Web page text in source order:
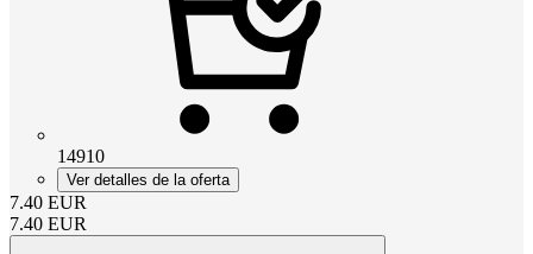
14910
Ver detalles de la oferta
7.40 EUR
7.40 EUR